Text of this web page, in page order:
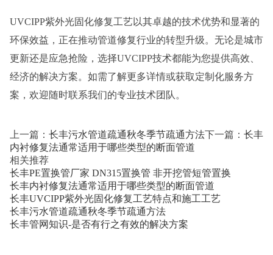
UVCIPP紫外光固化修复工艺以其卓越的技术优势和显著的
环保效益，正在推动管道修复行业的转型升级。无论是城市
更新还是应急抢险，选择UVCIPP技术都能为您提供高效、
经济的解决方案。如需了解更多详情或获取定制化服务方
案，欢迎随时联系我们的专业技术团队。
上一篇： 长丰污水管道疏通秋冬季节疏通方法下一篇： 长丰
内衬修复法通常适用于哪些类型的断面管道
相关推荐
长丰PE置换管厂家 DN315置换管 非开挖管短管置换
长丰内衬修复法通常适用于哪些类型的断面管道
长丰UVCIPP紫外光固化修复工艺特点和施工工艺
长丰污水管道疏通秋冬季节疏通方法
长丰管网知识-是否有行之有效的解决方案